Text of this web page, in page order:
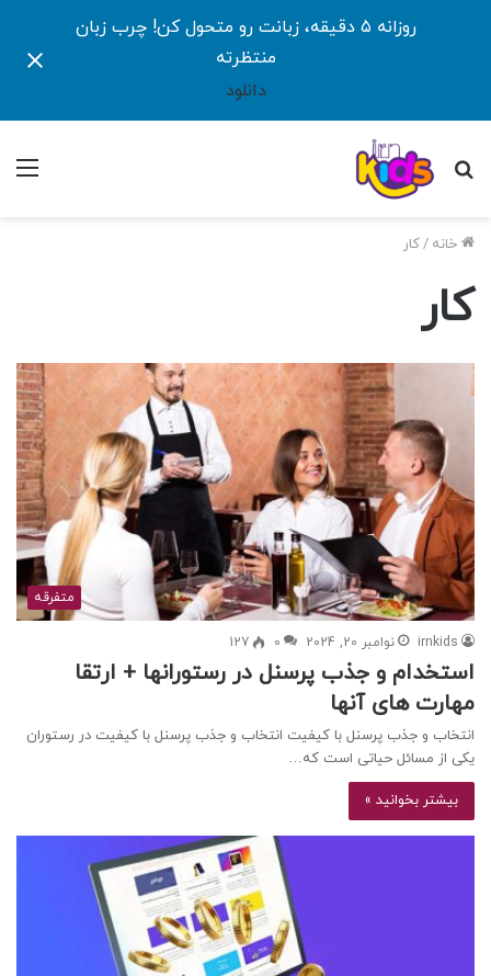
روزانه ۵ دقیقه، زبانت رو متحول کن! چرب زبان
منتظرته
دانلود
جستجو
خانه /کار
کار
متفرقه
irnkids نوامبر 20, 2024 0
127
استخدام و جذب پرسنل در رستورانها + ارتقا
مهارت های آنها
انتخاب و جذب پرسنل با کیفیت انتخاب و جذب پرسنل با کیفیت در رستوران
یکی از مسائل حیاتی است که…
بیشتر بخوانید »